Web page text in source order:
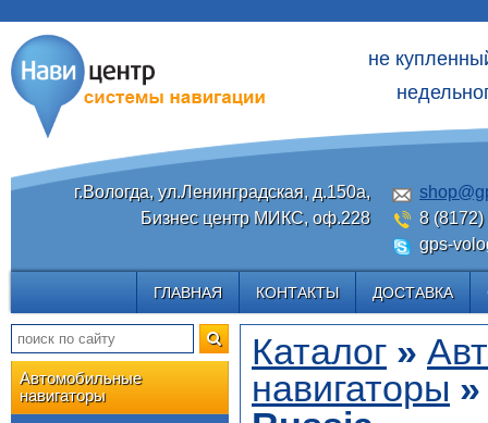
не
г.Вологда, ул.Ленинградская, д.150а,
Бизнес центр МИКС, оф.228
8 (8172)
gps-
ГЛАВНАЯ КОНТАКТЫ ДОСТАВКА
Автомобильные
навигаторы
Каталог »
навигаторы